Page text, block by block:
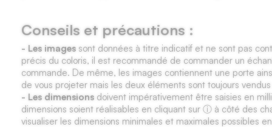
Conseils et précautions :
- Les images sont données à titre indicatif et ne sont pas
précis du coloris, il est recommandé de commander un
commande. De même, les images contiennent une porte
de vous projeter mais les deux éléments sont toujours
- Les dimensions doivent impérativement être saisies en
dimensions soient réalisables en cliquant sur ⓘ à côté des
visualiser les dimensions minimales et maximales possibles